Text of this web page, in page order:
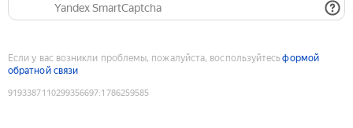
Yandex SmartCaptcha
Если у вас возникли проблемы, пожалуйста, воспользуйтесьформой
обратной связи
9193387110299356697:1786259585